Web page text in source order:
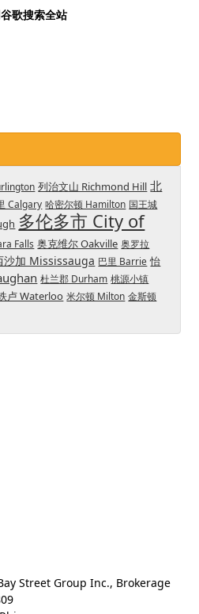
歌搜索全站
列治文山 Richmond Hill 北
Calgary 哈密尔顿 Hamilton 国王城
多伦多市 City of
Falls 奥克维尔 Oakville 奥罗拉
沙加 Mississauga 巴里 Barrie 怡
杜兰郡 Durham 桃源小镇
卢 Waterloo 米尔顿 Milton 金斯顿
Street Group Inc., Brokerage